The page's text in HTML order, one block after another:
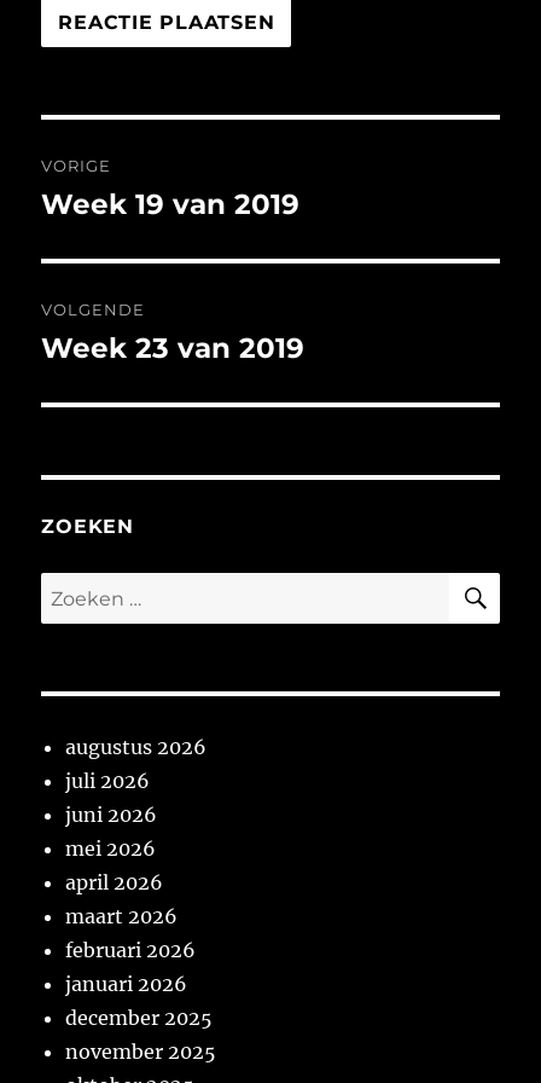
navigatie
VORIGE
Vorig
Week 19 van 2019
VOLGENDE
Volgend
Week 23 van 2019
ZOEKEN
Zoeken
naar:
augustus 2026
juli 2026
juni 2026
mei 2026
april 2026
maart 2026
februari 2026
januari 2026
december 2025
november 2025